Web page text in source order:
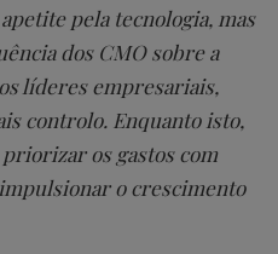
pela tecnologia, mas
dos CMO sobre a
líderes empresariais,
controlo. Enquanto isto,
os gastos com
o crescimento